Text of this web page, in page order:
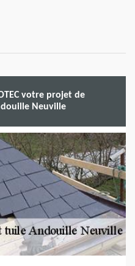
votre projet de
Neuville